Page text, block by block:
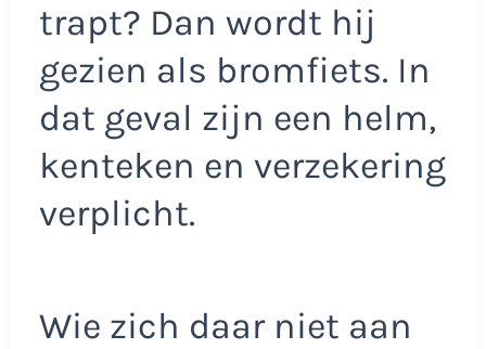
trapt? Dan wordt hij
gezien als bromfiets. In
dat geval zijn een helm,
kenteken en verzekering
verplicht.
Wie zich daar niet aan